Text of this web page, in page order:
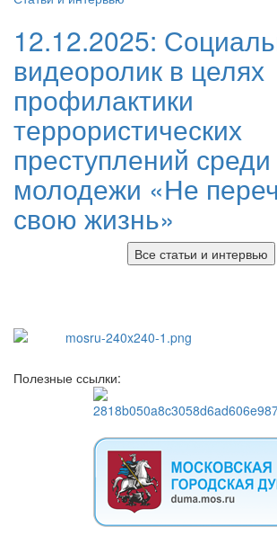
12.12.2025:
видеоролик в целях
профилактики
террористических
преступлений среди
молодежи «Не
свою жизнь»
Все статьи и интервью
Полезные ссылки: